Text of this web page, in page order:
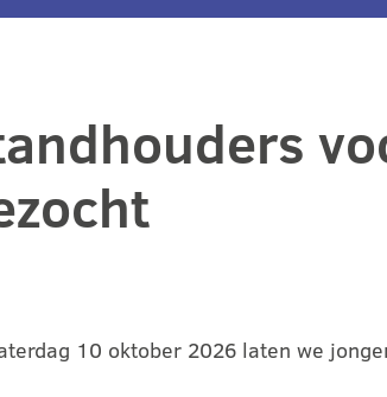
10 oktober 2026 laten we